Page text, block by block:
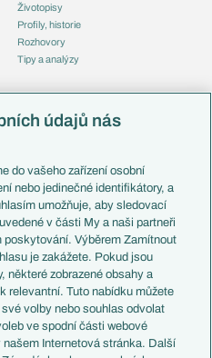
Životopisy
Profily, historie
Rozhovory
Tipy a analýzy
Česko
Francie
Itálie
Německo
Španělsko
Argentina
Brazílie
Přestupy
Zápasy
Livescore
Tipovací soutěž
údajů nás
do vašeho zařízení osobní
nebo jedinečné identifikátory, a
umožňuje, aby sledovací
v části My a naši partneři
poskytování. Výběrem Zamítnout
je zakážete. Pokud jsou
některé zobrazené obsahy a
relevantní. Tuto nabídku můžete
volby nebo souhlas odvolat
ve spodní části webové
Internetová stránka. Další